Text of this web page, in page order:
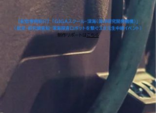
【配信事例紹介】 「GIGAスクール・深海（海洋研究開発機構）」
（教室・研究調査船・深海探査ロボットを繋ぐ3次元生中継イベント）
制作リポートは こちら